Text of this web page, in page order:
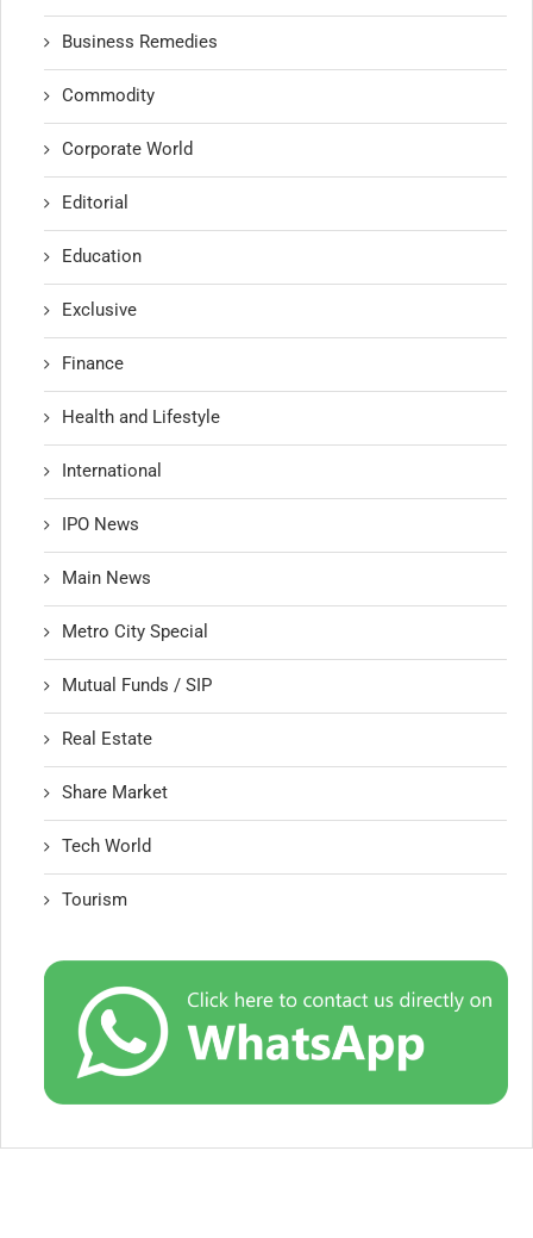
Business Remedies
Commodity
Corporate World
Editorial
Education
Exclusive
Finance
Health and Lifestyle
International
IPO News
Main News
Metro City Special
Mutual Funds / SIP
Real Estate
Share Market
Tech World
Tourism